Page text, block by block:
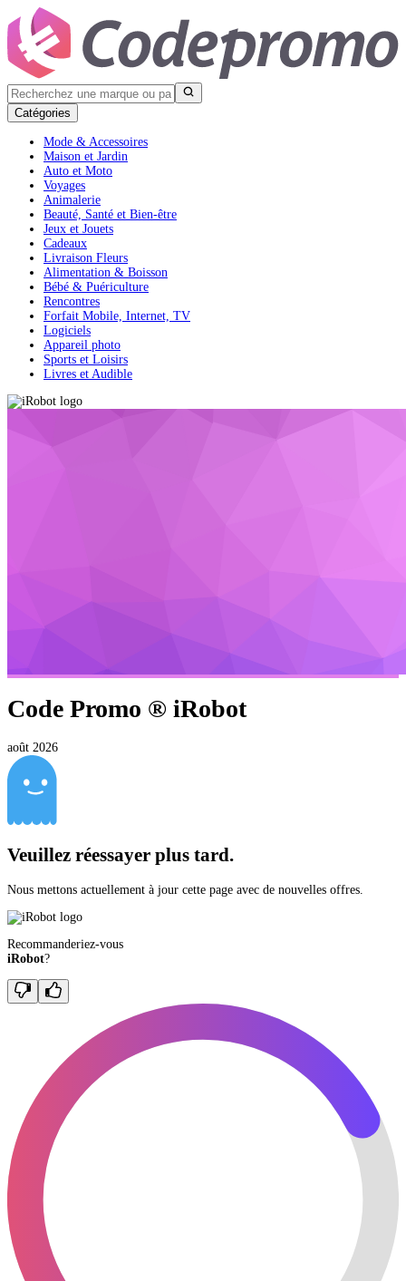
Catégories
Mode & Accessoires
Maison et Jardin
Auto et Moto
Voyages
Animalerie
Beauté, Santé et Bien-être
Jeux et Jouets
Cadeaux
Livraison Fleurs
Alimentation & Boisson
Bébé & Puériculture
Rencontres
Forfait Mobile, Internet, TV
Logiciels
Appareil photo
Sports et Loisirs
Livres et Audible
Code Promo ® iRobot
août 2026
Veuillez réessayer plus tard.
Nous mettons actuellement à jour cette page avec de nouvelles offres.
Recommanderiez-vous
iRobot?